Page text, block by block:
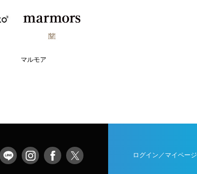
マルモア
ログイン／マイページ